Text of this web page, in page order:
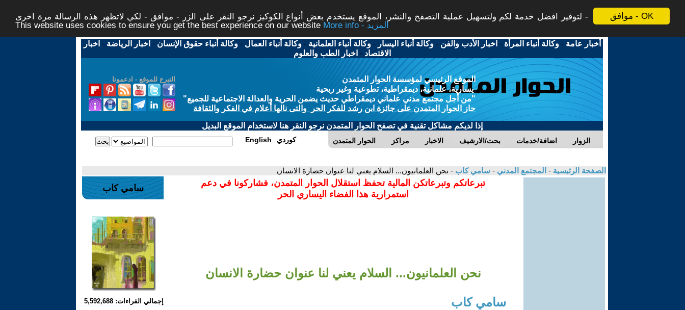
موافق - OK
لتوفير افضل خدمة لكم ولتسهيل عملية التصفح والنشر، الموقع يستخدم بعض أنواع الكوكيز نرجو النقر على الزر - موافق - لكي لاتظهر هذه الرسالة مرة اخرى -
This website uses cookies to ensure you get the best experience on our website
More info - المزيد
أخبار عامة -وكالة أنباء المرأة - اخبار الأدب والفن -وكالة أنباء اليسار -وكالة أنباء العلمانية -وكالة أنباء العمال -وكالة أنباء حقوق الإنسان - اخبار الرياضة - اخبار
الاقتصاد - اخبار الطب والعلوم
التبرع للموقع - ادعمونا
الموقع الرئيسي لمؤسسة الحوار المتمدن
يسارية، علمانية، ديمقراطية، تطوعية وغير ربحية
"من أجل مجتمع مدني علماني ديمقراطي حديث يضمن الحرية والعدالة الاجتماعية للجميع"
حاز الحوار المتمدن على جائزة ابن رشد للفكر الحر والتى نالها أعلام في الفكر والثقافة
إذا لديكم مشاكل تقنية في تصفح الحوار المتمدن نرجو النقر هنا لاستخدام الموقع البديل
الحوار المتمدن مراكز الاخبار بحث/الارشيف اضافة/خدمات الزوار English كوردي
الصفحة الرئيسية - المجتمع المدني - سامي كاب - نحن العلمانيون... السلام يعني لنا عنوان حضارة الانسان
تبرعاتكم وتبرعاتكن المالية تحفظ استقلال الحوار المتمدن، فشاركونا في دعم
استمرارية هذا الفضاء اليساري الحر
نحن العلمانيون... السلام يعني لنا عنوان حضارة الانسان
سامي كاب
سامي كاب
إجمالي القراءات: 5,592,688